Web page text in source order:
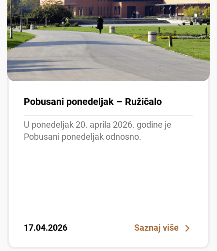
Pobusani ponedeljak – Ružičalo
U ponedeljak 20. aprila 2026. godine je
Pobusani ponedeljak odnosno.
17.04.2026 Saznaj više